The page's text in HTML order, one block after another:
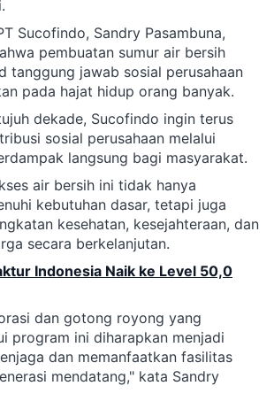
Sucofindo, Sandry Pasambuna,
pembuatan sumur air bersih
tanggung jawab sosial perusahaan
pada hajat hidup orang banyak.
dekade, Sucofindo ingin terus
sosial perusahaan melalui
langsung bagi masyarakat.
air bersih ini tidak hanya
kebutuhan dasar, tetapi juga
kesehatan, kesejahteraan, dan
secara berkelanjutan.
Indonesia Naik ke Level 50,0
dan gotong royong yang
program ini diharapkan menjadi
dan memanfaatkan fasilitas
mendatang," kata Sandry